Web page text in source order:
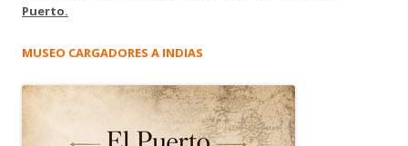
Puerto.
MUSEO CARGADORES A INDIAS